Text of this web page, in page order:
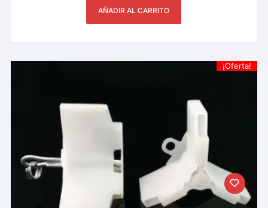
AÑADIR AL CARRITO
¡Oferta!